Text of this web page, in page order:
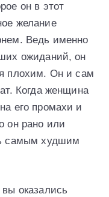
он в этот
желание
Ведь именно
ожиданий, он
плохим. Он и сам
Когда женщина
его промахи и
он рано или
самым худшим
оказались